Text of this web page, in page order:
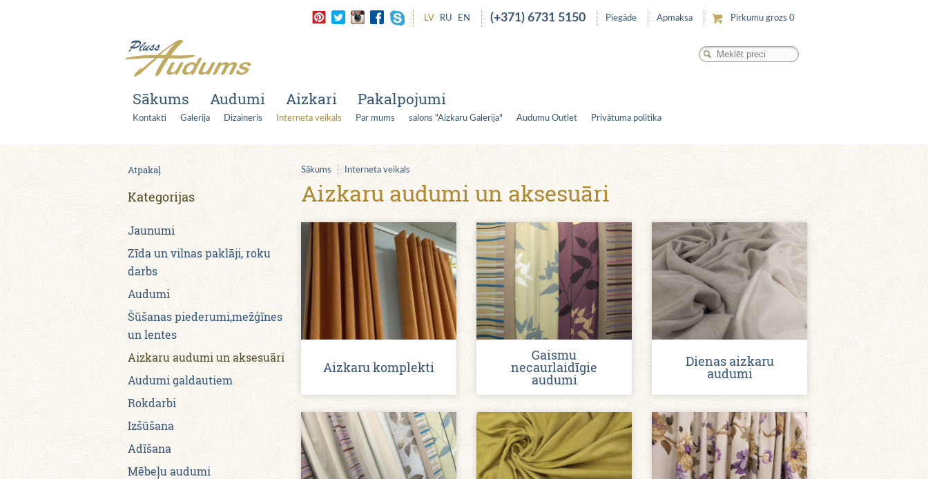
LV RU EN (+371) 6731 5150 Piegāde Apmaksa Pirkumu grozs 0
Sākums Audumi Aizkari Pakalpojumi
Kontakti Galerija Dizaineris Interneta veikals Par mums salons "Aizkaru Galerija" Audumu Outlet Privātuma politika
Atpakaļ
Kategorijas
Jaunumi
Zīda un vilnas paklāji, roku
darbs
Audumi
Šūšanas piederumi,mežģīnes
un lentes
Aizkaru audumi un aksesuāri
Audumi galdautiem
Rokdarbi
Izšūšana
Adīšana
Mēbeļu audumi
Sākums Interneta veikals
Aizkaru audumi un aksesuāri
Aizkaru komplekti
Gaismu
necaurlaidīgie
audumi
Dienas aizkaru
audumi